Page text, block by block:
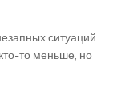
ситуаций
то меньше, но